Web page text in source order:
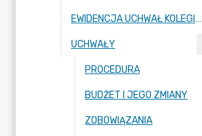
EWIDENCJA UCHWAŁ KOLEGIUM IZBY
UCHWAŁY
PROCEDURA
BUDŻET I JEGO ZMIANY
ZOBOWIĄZANIA